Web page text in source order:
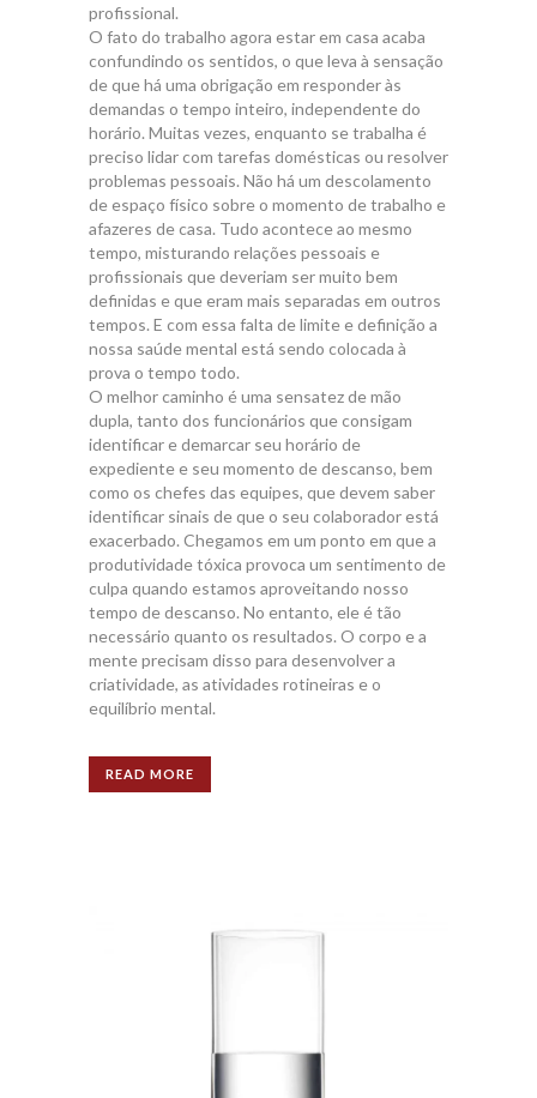
profissional.
O fato do trabalho agora estar em casa acaba
confundindo os sentidos, o que leva à sensação
de que há uma obrigação em responder às
demandas o tempo inteiro, independente do
horário. Muitas vezes, enquanto se trabalha é
preciso lidar com tarefas domésticas ou resolver
problemas pessoais. Não há um descolamento
de espaço físico sobre o momento de trabalho e
afazeres de casa. Tudo acontece ao mesmo
tempo, misturando relações pessoais e
profissionais que deveriam ser muito bem
definidas e que eram mais separadas em outros
tempos. E com essa falta de limite e definição a
nossa saúde mental está sendo colocada à
prova o tempo todo.
O melhor caminho é uma sensatez de mão
dupla, tanto dos funcionários que consigam
identificar e demarcar seu horário de
expediente e seu momento de descanso, bem
como os chefes das equipes, que devem saber
identificar sinais de que o seu colaborador está
exacerbado. Chegamos em um ponto em que a
produtividade tóxica provoca um sentimento de
culpa quando estamos aproveitando nosso
tempo de descanso. No entanto, ele é tão
necessário quanto os resultados. O corpo e a
mente precisam disso para desenvolver a
criatividade, as atividades rotineiras e o
equilíbrio mental.
READ MORE